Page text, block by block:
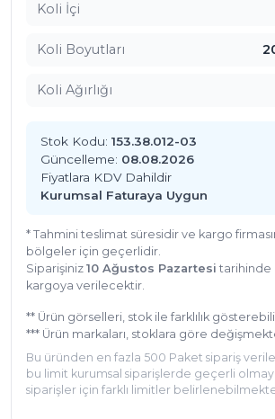
bar gibi profesyonel işletmelerin
edilmektedir. Catering firmaları,
kadeh kenarlarına tutturmak
faydalanır. Evinizde
günü veya yılbaşı partilerinde de
misafirlerinize şık sunumlar
Teknik Özellikler
Malzeme
Doğal Ahşap
Renk
Gıda Uygunluğu Evet (Kimyasal
Mert Pazarlama Sektör
Güvencesi
Antalya merkezli Mert Pazarlama,
Koli İçi
Koli Boyutları
Koli Ağırlığı
Stok Kodu: 153.38.012-03
Güncelleme: 08.08.2026
Fiyatlara KDV Dahildir
Kurumsal Faturaya Uygun
* Tahmini teslimat süresidir ve kargo
bölgeler için geçerlidir.
Siparişiniz 10 Ağustos Pazartesi tarihinde
kargoya verilecektir.
** Ürün görselleri, stok ile farklılık
*** Ürün markaları, stoklara göre
Bu üründen en fazla 500 Paket sipariş
bu limit kurumsal siparişlerde geçerli
siparişler için farklı limitler